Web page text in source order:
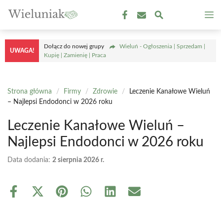
treści
UWAGA!
Dołącz do nowej grupy
Wieluń - Ogłoszenia | Sprzedam |
Kupię | Zamienię | Praca
Strona główna / Firmy / Zdrowie /
Leczenie Kanałowe Wieluń
– Najlepsi Endodonci w 2026 roku
Leczenie Kanałowe Wieluń –
Najlepsi Endodonci w 2026 roku
Data dodania: 2 sierpnia 2026 r.
Share
Share Share Share Share Share